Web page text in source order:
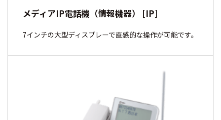
メディアIP電話機（情報機器） [IP]
7インチの大型ディスプレーで直感的な操作が可能です。